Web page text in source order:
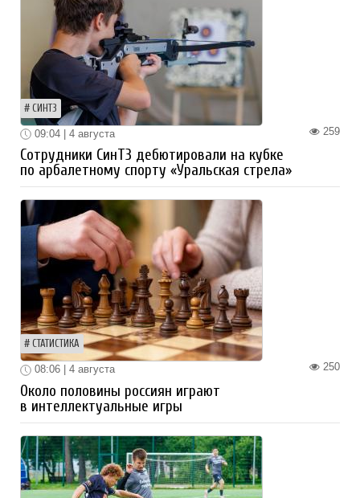
СИНТЗ
259
09:04 | 4 августа
Сотрудники СинТЗ дебютировали на кубке
по арбалетному спорту «Уральская стрела»
СТАТИСТИКА
250
08:06 | 4 августа
Около половины россиян играют
в интеллектуальные игры